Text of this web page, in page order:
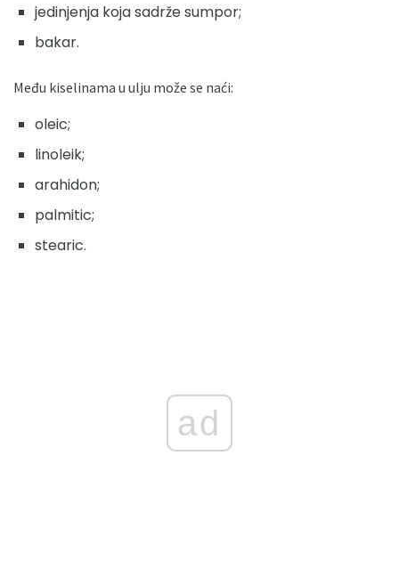
jedinjenja koja sadrže sumpor;
bakar.
Među kiselinama u ulju može se naći:
oleic;
linoleik;
arahidon;
palmitic;
stearic.
ad